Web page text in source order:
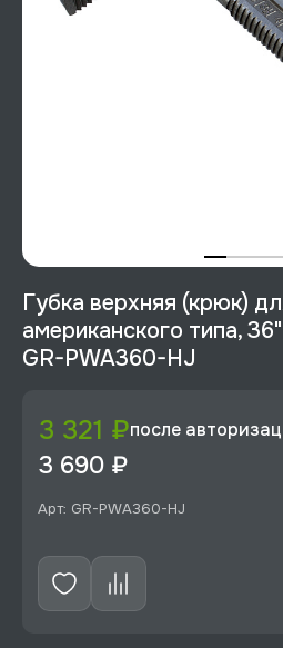
Губка верхняя (крюк)
американского типа,
GR-PWA360-HJ
3 321 ₽после
3 690 ₽
Арт: GR-PWA360-HJ